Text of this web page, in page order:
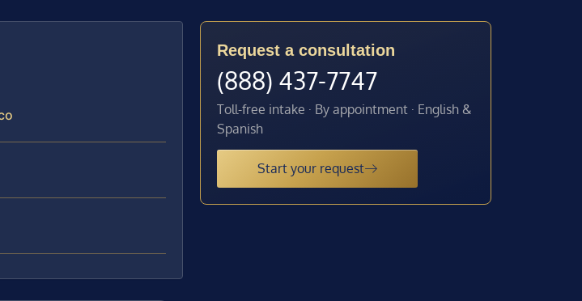
Request a consultation
(888) 437-7747
Toll-free intake · By appointment · English &
Spanish
Start your request